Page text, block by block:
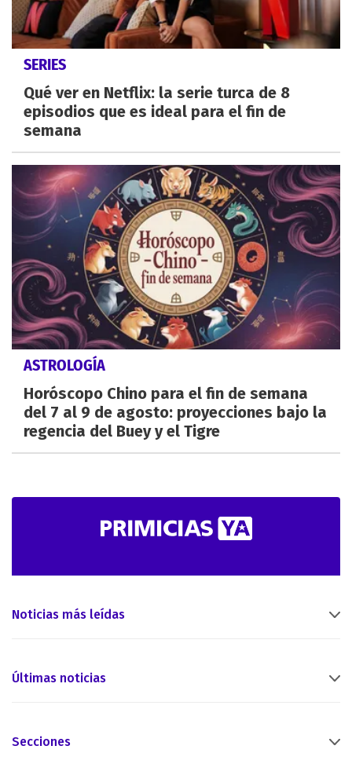
SERIES
Qué ver en Netflix: la serie turca de 8
episodios que es ideal para el fin de
semana
ASTROLOGÍA
Horóscopo Chino para el fin de semana
del 7 al 9 de agosto: proyecciones bajo la
regencia del Buey y el Tigre
Noticias más leídas
Últimas noticias
Secciones